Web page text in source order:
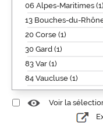
06 Alpes-Maritimes (1)
13 Bouches-du-
20 Corse (1)
30 Gard (1)
83 Var (1)
84 Vaucluse (1)
Voir la